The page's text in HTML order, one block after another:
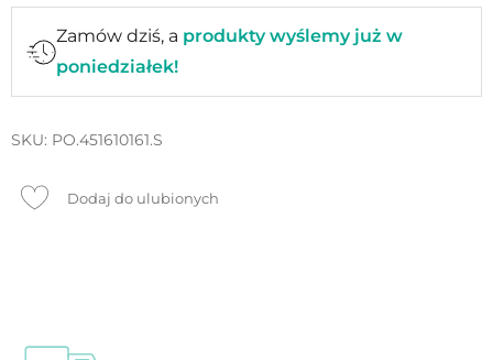
Zamów dziś, a produkty wyślemy już w
poniedziałek!
SKU: PO.451610161.S
Dodaj do ulubionych